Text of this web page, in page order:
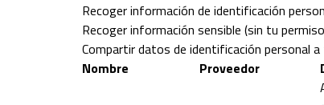
Recoger información de identificación
Recoger información sensible (sin tu
Compartir datos de identificación personal
Nombre
Proveedor